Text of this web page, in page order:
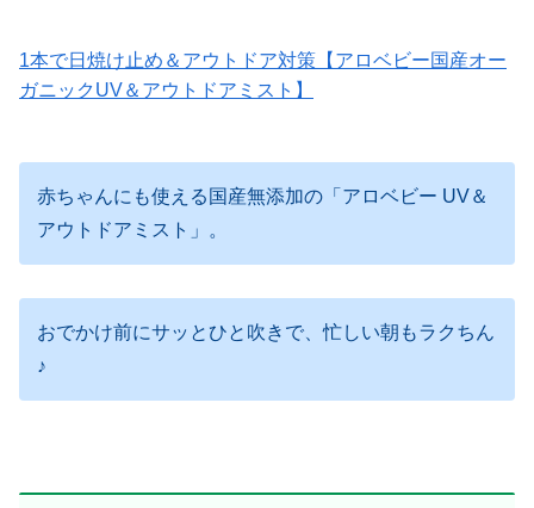
1本で日焼け止め＆アウトドア対策【アロベビー国産オー
ガニックUV＆アウトドアミスト】
赤ちゃんにも使える国産無添加の「アロベビー UV＆
アウトドアミスト」。
おでかけ前にサッとひと吹きで、忙しい朝もラクちん
♪